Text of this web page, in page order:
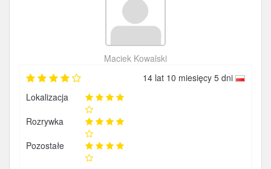
Maciek Kowalski
14 lat 10 miesięcy 5 dni
Lokalizacja
Rozrywka
Pozostałe